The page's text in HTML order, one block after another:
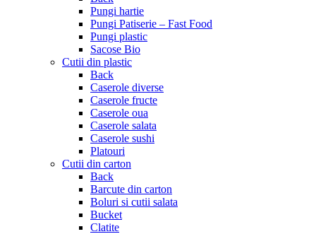
Pungi hartie
Pungi Patiserie – Fast Food
Pungi plastic
Sacose Bio
Cutii din plastic
Back
Caserole diverse
Caserole fructe
Caserole oua
Caserole salata
Caserole sushi
Platouri
Cutii din carton
Back
Barcute din carton
Boluri si cutii salata
Bucket
Clatite